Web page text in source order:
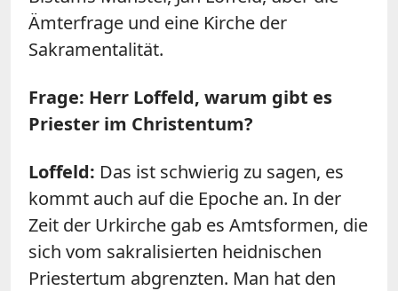
Ämterfrage und eine Kirche der
Sakramentalität.
Frage: Herr Loffeld, warum gibt es
Priester im Christentum?
Loffeld: Das ist schwierig zu sagen, es
kommt auch auf die Epoche an. In der
Zeit der Urkirche gab es Amtsformen, die
sich vom sakralisierten heidnischen
Priestertum abgrenzten. Man hat den